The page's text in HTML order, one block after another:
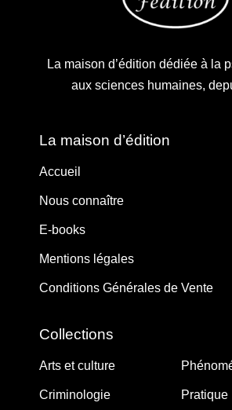
La maison d’édition dédiée à la
aux sciences humaines,
La maison d’édition
Accueil
Nous connaître
E-books
Mentions légales
Conditions Générales de Vente
Collections
Arts et culture
Criminologie Pratique